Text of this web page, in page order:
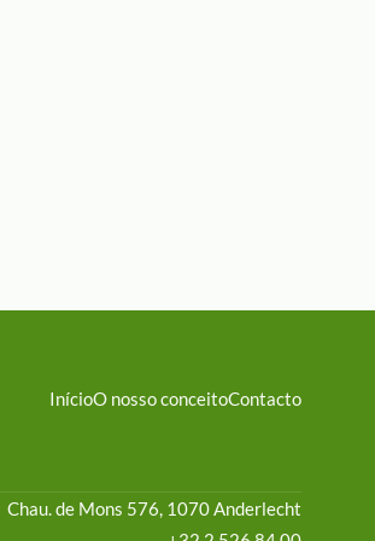
InícioO nosso conceitoContacto
Chau. de Mons 576, 1070 Anderlecht